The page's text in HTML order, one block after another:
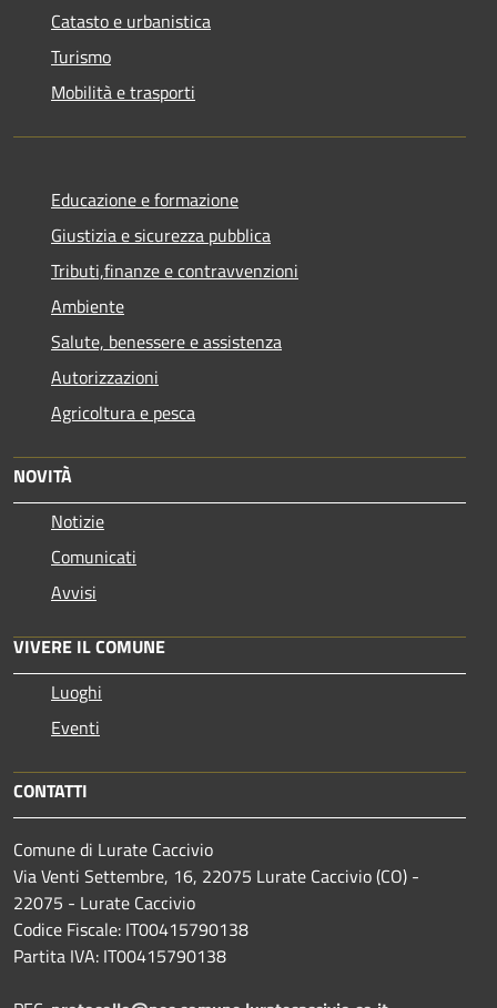
Catasto e urbanistica
Turismo
Mobilità e trasporti
Educazione e formazione
Giustizia e sicurezza pubblica
Tributi,finanze e contravvenzioni
Ambiente
Salute, benessere e assistenza
Autorizzazioni
Agricoltura e pesca
NOVITÀ
Notizie
Comunicati
Avvisi
VIVERE IL COMUNE
Luoghi
Eventi
CONTATTI
Comune di Lurate Caccivio
Via Venti Settembre, 16, 22075 Lurate Caccivio (CO) -
22075 - Lurate Caccivio
Codice Fiscale: IT00415790138
Partita IVA: IT00415790138